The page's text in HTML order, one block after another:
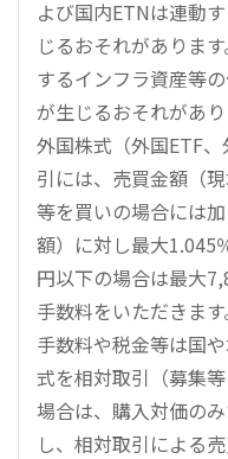
よび国内ETNは連動
じるおそれがありま
するインフラ資産等
が生じるおそれがあり
外国株式（外国ETF
引には、売買金額（
等を買いの場合には
額）に対し最大1.045
円以下の場合は最大
手数料をいただきま
手数料や税金等は国
式を相対取引（募集
場合は、購入対価の
し、相対取引による